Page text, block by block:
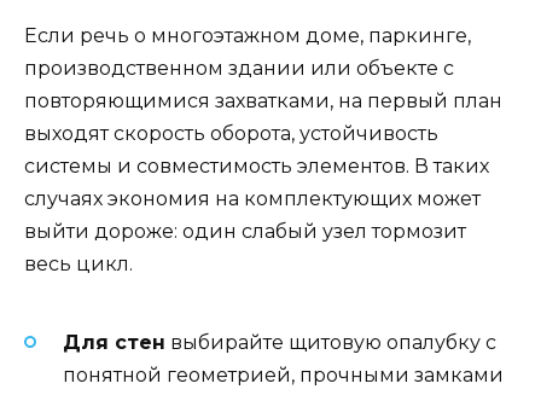
Если речь о многоэтажном доме, паркинге,
производственном здании или объекте с
повторяющимися захватками, на первый план
выходят скорость оборота, устойчивость
системы и совместимость элементов. В таких
случаях экономия на комплектующих может
выйти дороже: один слабый узел тормозит
весь цикл.
Для стен выбирайте щитовую опалубку с
понятной геометрией, прочными замками